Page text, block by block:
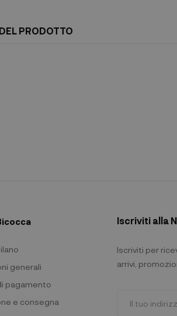
PRODOTTO
generali
pagamento
e consegna
Iscriviti alla
Iscriviti per
arrivi,